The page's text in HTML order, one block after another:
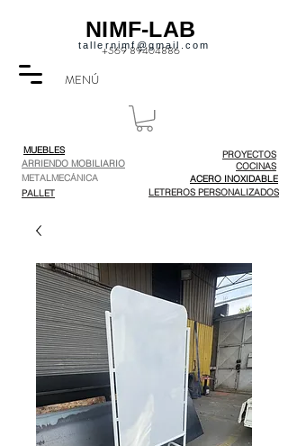
+569 89404886
NIMF-LAB
tallernimf@gmail.com
MENÚ
MUEBLES
ACERO INOXIDABLE
PROYECTOS
METALMECÁNICA
ARRIENDO MOBILIARIO
PALLET LETREROS PERSONALIZADOS
COCINAS